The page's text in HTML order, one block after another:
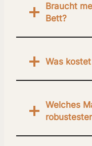
Braucht
Bett?
Was
Welches